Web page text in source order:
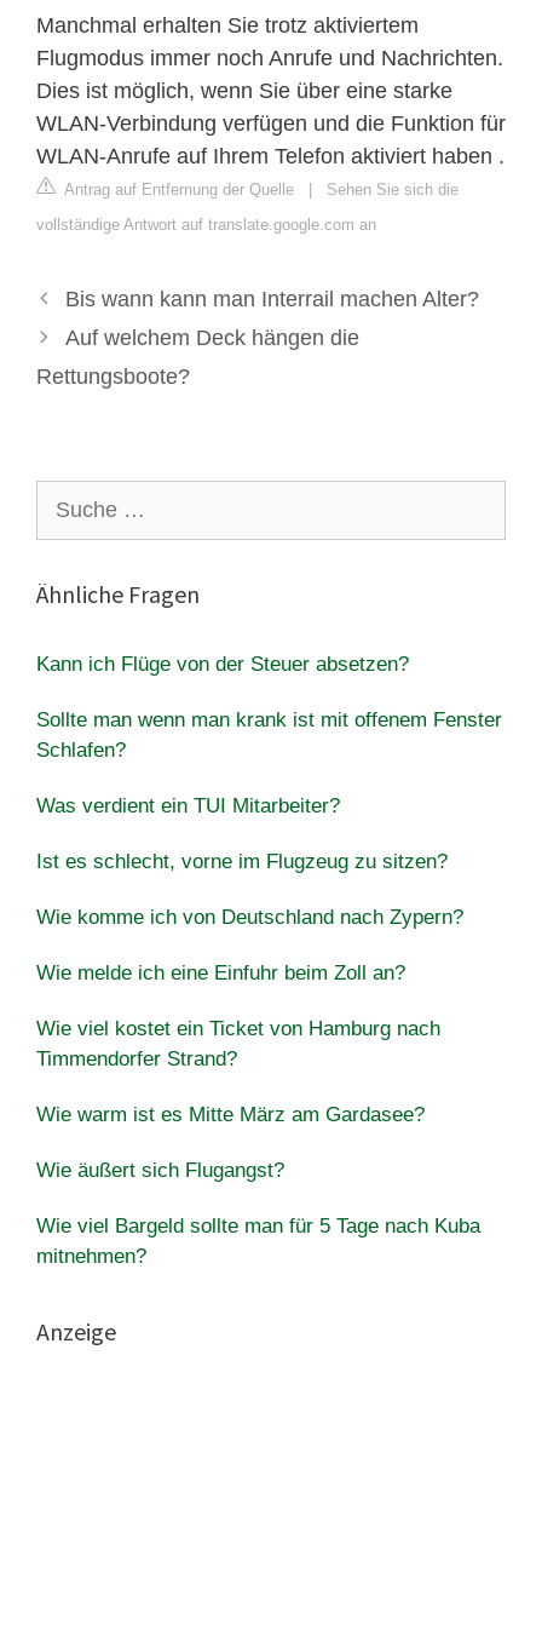
Manchmal erhalten Sie trotz aktiviertem
Flugmodus immer noch Anrufe und Nachrichten.
Dies ist möglich, wenn Sie über eine starke
WLAN-Verbindung verfügen und die Funktion für
WLAN-Anrufe auf Ihrem Telefon aktiviert haben .
Antrag auf Entfernung der Quelle | Sehen Sie sich die
vollständige Antwort auf translate.google.com an
Bis wann kann man Interrail machen Alter?
Auf welchem Deck hängen die
Rettungsboote?
nach:
Ähnliche Fragen
Kann ich Flüge von der Steuer absetzen?
Sollte man wenn man krank ist mit offenem Fenster
Schlafen?
Was verdient ein TUI Mitarbeiter?
Ist es schlecht, vorne im Flugzeug zu sitzen?
Wie komme ich von Deutschland nach Zypern?
Wie melde ich eine Einfuhr beim Zoll an?
Wie viel kostet ein Ticket von Hamburg nach
Timmendorfer Strand?
Wie warm ist es Mitte März am Gardasee?
Wie äußert sich Flugangst?
Wie viel Bargeld sollte man für 5 Tage nach Kuba
mitnehmen?
Anzeige